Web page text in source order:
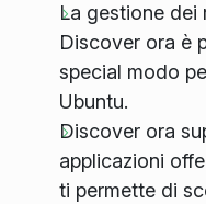
La gestione dei
Discover ora è
special modo
Ubuntu.
Discover ora
applicazioni
ti permette di